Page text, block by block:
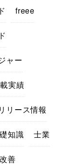
freee
ャー
実績
リリース情報
知識 士業
善